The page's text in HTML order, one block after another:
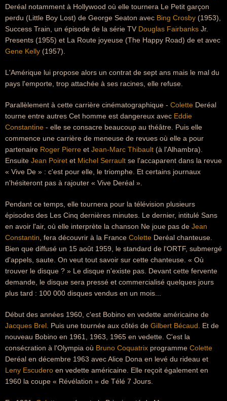
Deréal notamment à Hollywood où elle tournera Le Petit garçon
perdu (Little Boy Lost) de George Seaton avec Bing Crosby (1953),
Success Train, un épisode de la série TV Douglas Fairbanks Jr.
Presents (1955) et La Route joyeuse (The Happy Road) de et avec
Gene Kelly (1957).
L'Amérique lui propose alors un contrat de sept ans mais le mal du
pays l'emporte, trop attachée à ses racines, elle refuse.
Parallèlement à cette carrière cinématographique - Colette Deréal
tourne entre autres Cet homme est dangereux avec Eddie
Constantine - elle se consacre beaucoup au théâtre. Puis elle
commence une carrière de meneuse de revues où elle a pour
partenaire Roger Pierre et Jean-Marc Thibault (à l'Alhambra).
Ensuite Jean Poiret et Michel Serrault se l'accaparent dans la revue
« Vive De » : c'est pour elle, le triomphe. Et certains journaux
n'hésiteront pas à rajouter « Vive Deréal ».
Pendant ce temps, elle tournera pour la télévision plusieurs
épisodes des Les Cinq dernières minutes. Le dernier, intitulé Sans
en avoir l'air, où elle interprète la chanson Ne joue pas de Jean
Constantin , fera découvrir à la France Colette Deréal chanteuse.
Bien que diffusé un 15 août 1959, le standard de l'ORTF, submergé
d'appels, saute. On veut tout savoir sur cette chanteuse. « Où
trouver le disque ? » Le disque n'existe pas. Devant cette fervente
demande, le disque sera pressé et commercialisé quelques jours
plus tard : 100 000 disques vendus en un mois...
Début des années 1960, c'est Bobino en vedette américaine de
Jacques Brel . Puis une tournée aux côtés de Gilbert Bécaud . Et de
nouveau Bobino en 1961, 1963, 1965 en vedette. C'est la
consécration à l'Olympia où Bruno Coquatrix programme Colette
Deréal en décembre 1963 avec Alice Dona en levé du rideau et
Leny Escudero en vedette américaine. Elle reçoit également en
1960 la coupe « Révélation » de Télé 7 Jours.